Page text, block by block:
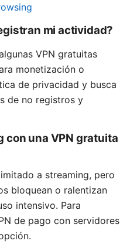
mi actividad?
VPN gratuitas
monetización o
de privacidad y busca
de no registros y
con una VPN gratuita
a streaming, pero
bloquean o ralentizan
intensivo. Para
de pago con servidores